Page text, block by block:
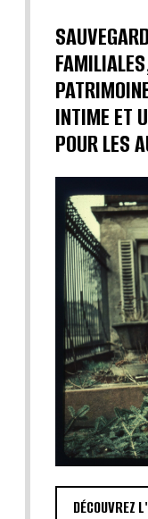
INTIME ET
POUR LES
DÉCOUVREZ